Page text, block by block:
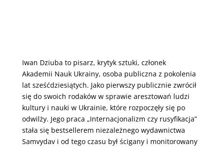
Iwan Dziuba to pisarz, krytyk sztuki, członek
Akademii Nauk Ukrainy, osoba publiczna z pokolenia
lat sześćdziesiątych. Jako pierwszy publicznie zwrócił
się do swoich rodaków w sprawie aresztowań ludzi
kultury i nauki w Ukrainie, które rozpoczęły się po
odwilży. Jego praca „Internacjonalizm czy rusyfikacja”
stała się bestsellerem niezależnego wydawnictwa
Samvydav i od tego czasu był ścigany i monitorowany